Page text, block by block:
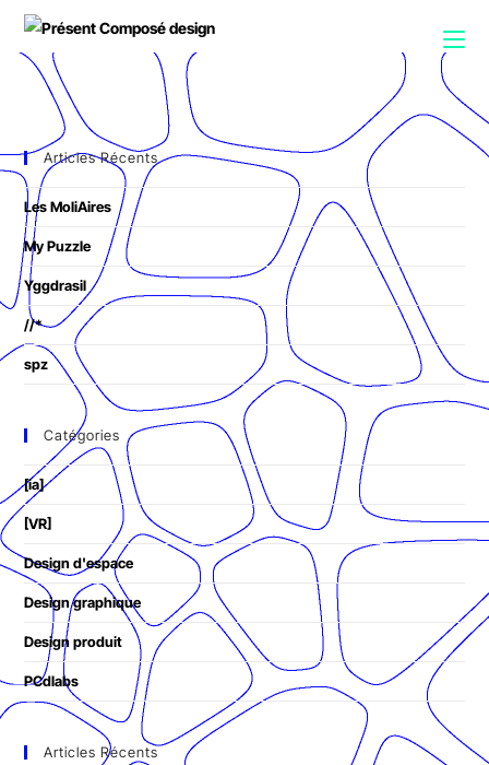
Articles Récents
Les MoliAires
My Puzzle
Yggdrasil
//*
spz
Catégories
[ia]
[VR]
Design d'espace
Design graphique
Design produit
PCdlabs
Articles Récents